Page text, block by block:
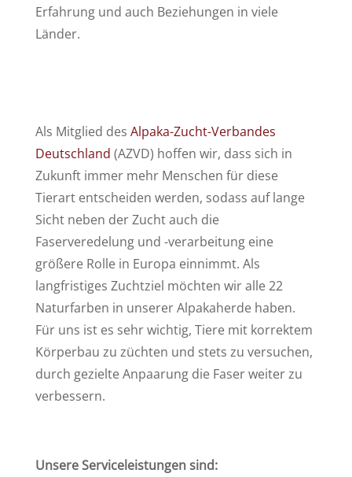
Erfahrung und auch Beziehungen in viele
Länder.
Als Mitglied des Alpaka-Zucht-Verbandes
Deutschland (AZVD) hoffen wir, dass sich in
Zukunft immer mehr Menschen für diese
Tierart entscheiden werden, sodass auf lange
Sicht neben der Zucht auch die
Faserveredelung und -verarbeitung eine
größere Rolle in Europa einnimmt. Als
langfristiges Zuchtziel möchten wir alle 22
Naturfarben in unserer Alpakaherde haben.
Für uns ist es sehr wichtig, Tiere mit korrektem
Körperbau zu züchten und stets zu versuchen,
durch gezielte Anpaarung die Faser weiter zu
verbessern.
Unsere Serviceleistungen sind: